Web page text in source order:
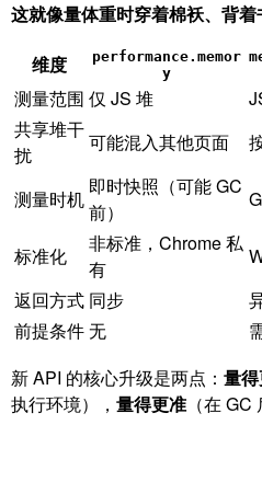
这就像量体重时穿着棉袄、背着
维度
performance.memor
y
测量范围 仅 JS 堆
共享堆干
扰
可能混入其他页面
测量时机
即时快照（可能 GC
前）
标准化
非标准，Chrome 私
有
返回方式 同步
前提条件无
新 API 的核心升级是两点： 量
执行环境）， 量得更准 （在